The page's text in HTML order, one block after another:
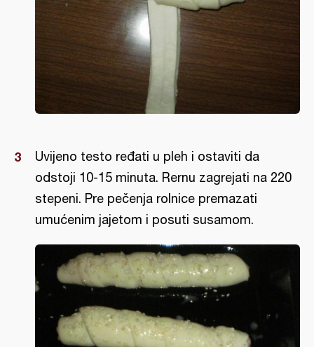
Uvijeno testo ređati u pleh i ostaviti da
odstoji 10-15 minuta. Rernu zagrejati na 220
stepeni. Pre pečenja rolnice premazati
umućenim jajetom i posuti susamom.